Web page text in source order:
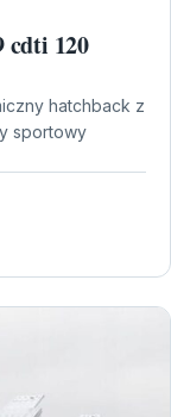
cdti 120
hatchback z
sportowy